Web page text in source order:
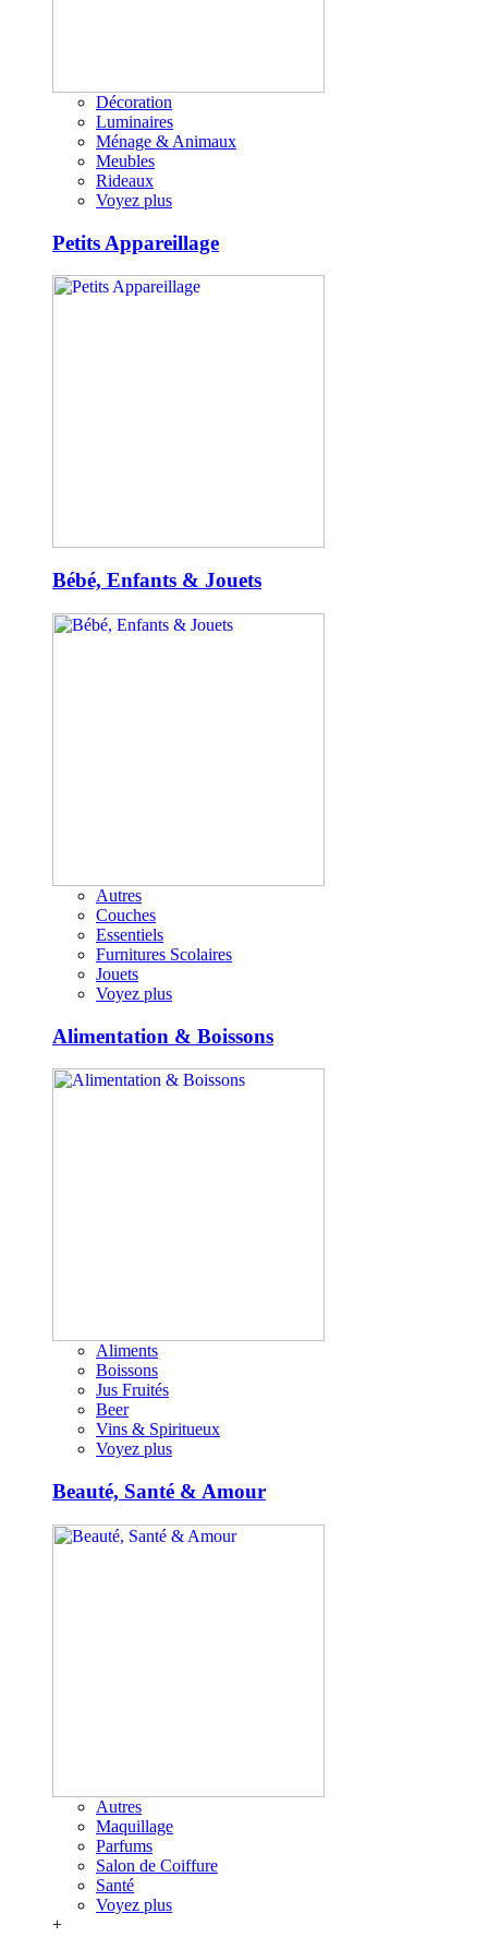
Décoration
Luminaires
Ménage & Animaux
Meubles
Rideaux
Voyez plus
Petits Appareillage
Bébé, Enfants & Jouets
Autres
Couches
Essentiels
Furnitures Scolaires
Jouets
Voyez plus
Alimentation & Boissons
Aliments
Boissons
Jus Fruités
Beer
Vins & Spiritueux
Voyez plus
Beauté, Santé & Amour
Autres
Maquillage
Parfums
Salon de Coiffure
Santé
Voyez plus
+